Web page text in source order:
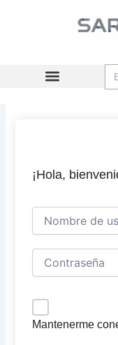
¡Hola,
Mantenerme